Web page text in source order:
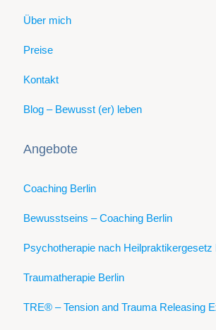
Über mich
Preise
Kontakt
Blog – Bewusst (er) leben
Angebote
Coaching Berlin
Bewusstseins – Coaching Berlin
Psychotherapie nach Heilpraktikergesetz
Traumatherapie Berlin
TRE® – Tension and Trauma Releasing